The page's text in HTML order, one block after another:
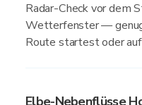
Radar-Check vor dem
Wetterfenster —
Route startest oder
Elbe-Nebenflüsse